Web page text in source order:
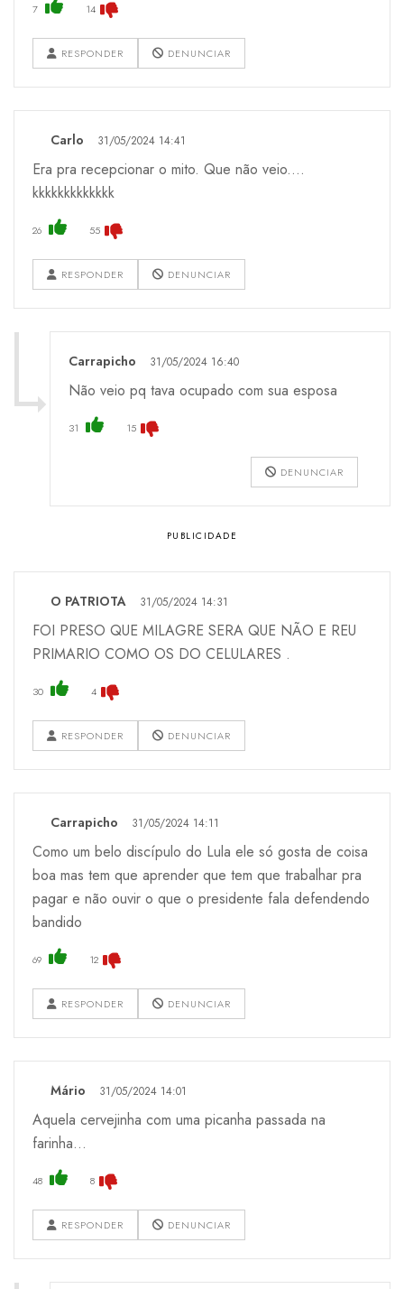
7 14
RESPONDER DENUNCIAR
Carlo 31/05/2024 14:41
Era pra recepcionar o mito. Que não veio....
kkkkkkkkkkkkk
26 55
RESPONDER DENUNCIAR
Carrapicho 31/05/2024 16:40
Não veio pq tava ocupado com sua esposa
31 15
DENUNCIAR
O PATRIOTA 31/05/2024 14:31
FOI PRESO QUE MILAGRE SERA QUE NÃO E REU
PRIMARIO COMO OS DO CELULARES .
30 4
RESPONDER DENUNCIAR
Carrapicho 31/05/2024 14:11
Como um belo discípulo do Lula ele só gosta de coisa
boa mas tem que aprender que tem que trabalhar pra
pagar e não ouvir o que o presidente fala defendendo
bandido
69 12
RESPONDER DENUNCIAR
Mário 31/05/2024 14:01
Aquela cervejinha com uma picanha passada na
farinha…
48 8
RESPONDER DENUNCIAR